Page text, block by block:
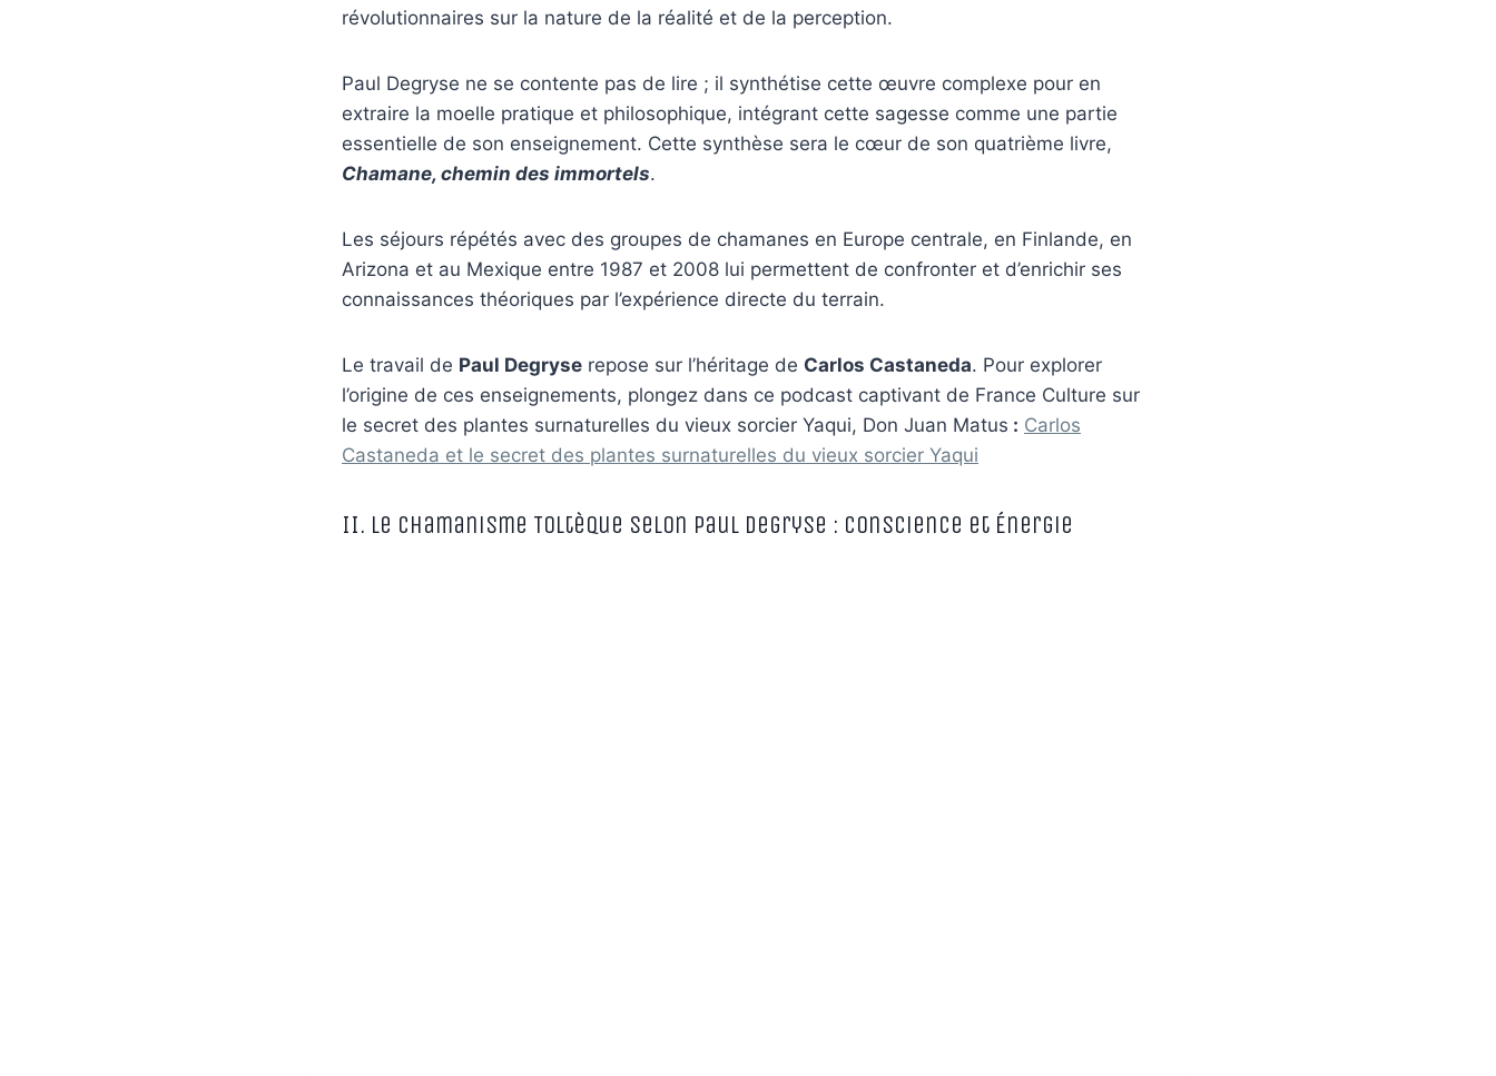
révolutionnaires sur la nature de la réalité et de la perception.
Paul Degryse ne se contente pas de lire ; il synthétise cette œuvre complexe pour en
extraire la moelle pratique et philosophique, intégrant cette sagesse comme une partie
essentielle de son enseignement. Cette synthèse sera le cœur de son quatrième livre,
Chamane, chemin des immortels.
Les séjours répétés avec des groupes de chamanes en Europe centrale, en Finlande, en
Arizona et au Mexique entre 1987 et 2008 lui permettent de confronter et d’enrichir ses
connaissances théoriques par l’expérience directe du terrain.
Le travail de Paul Degryse repose sur l’héritage de Carlos Castaneda. Pour explorer
l’origine de ces enseignements, plongez dans ce podcast captivant de France Culture sur
le secret des plantes surnaturelles du vieux sorcier Yaqui, Don Juan Matus : Carlos
Castaneda et le secret des plantes surnaturelles du vieux sorcier Yaqui
II. Le Chamanisme Toltèque selon Paul Degryse : Conscience et Énergie